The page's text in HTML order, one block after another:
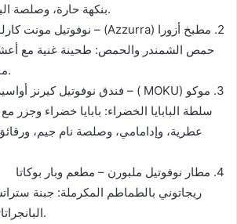
بنكهة حارة، وصلصة البرقوق بتوابل الماسالا.
2. مطبخ أزورا (Azzurra) – نوفوتيل مونت كارلو
موسمية، وأوراق البقلة.
3. موكو (MOKU ) – فندق نوفوتيل كيرنز أواسيز ريزورت
عطرية، وإدامامي، وصلصة نام جيم،
4. مطار نوفوتيل ملبورن – مطعم وبار بوكاتا
البانجراتاتو لمزيد من القرمشة.